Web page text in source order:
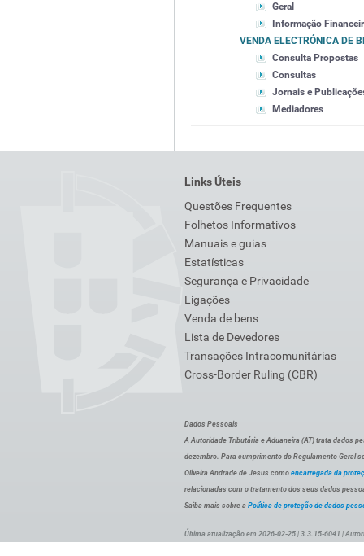
Geral
Informação
VENDA ELECTRÓNICA DE
Consulta Propostas
Consultas
Jornais e
Mediadores
Links Úteis
Questões Frequentes
Folhetos Informativos
Manuais e guias
Estatísticas
Segurança e Privacidade
Ligações
Venda de bens
Lista de Devedores
Transações Intracomunitárias
Cross-Border Ruling (CBR)
Dados Pessoais
A Autoridade Tributária e Aduaneira (AT) trata dados
dezembro. Para cumprimento do Regulamento Geral
Oliveira Andrade de Jesus como encarregada da
relacionadas com o tratamento dos seus dados
Saiba mais sobre a Política de proteção de dados
Última atualização em 2026-02-25 | 3.3.15-6041 |